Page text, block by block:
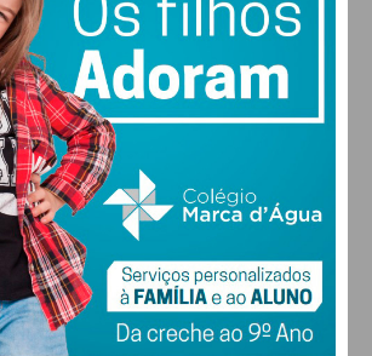
SEX SÁB DOM
DE SERVIÇO EM PAÇOS DE